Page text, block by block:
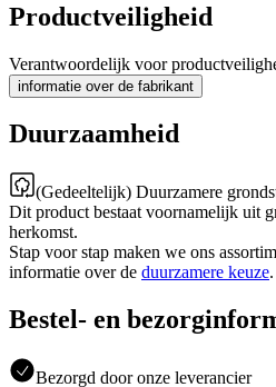
Productveiligheid
Verantwoordelijk voor
informatie over de fabrikant
Duurzaamheid
(Gedeeltelijk) Duurzamere
Dit product bestaat voornamelijk uit
herkomst.
Stap voor stap maken we ons
informatie over de duurzamere keuze.
Bestel- en
Bezorgd door onze leverancier